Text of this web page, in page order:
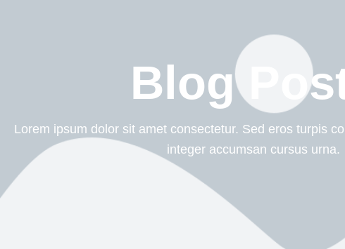
Blog
Lorem ipsum dolor sit amet consectetur. Sed eros turpis
integer accumsan cursus urna.